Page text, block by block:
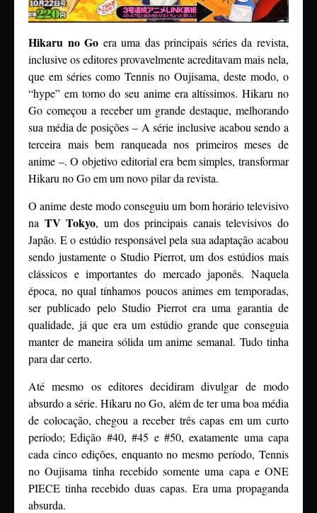
Hikaru no Go era uma das principais séries da revista,
inclusive os editores provavelmente acreditavam mais nela,
que em séries como Tennis no Oujisama, deste modo, o
“hype” em torno do seu anime era altíssimos. Hikaru no
Go começou a receber um grande destaque, melhorando
sua média de posições – A série inclusive acabou sendo a
terceira mais bem ranqueada nos primeiros meses de
anime –. O objetivo editorial era bem simples, transformar
Hikaru no Go em um novo pilar da revista.
O anime deste modo conseguiu um bom horário televisivo
na TV Tokyo, um dos principais canais televisivos do
Japão. E o estúdio responsável pela sua adaptação acabou
sendo justamente o Studio Pierrot, um dos estúdios mais
clássicos e importantes do mercado japonês. Naquela
época, no qual tínhamos poucos animes em temporadas,
ser publicado pelo Studio Pierrot era uma garantia de
qualidade, já que era um estúdio grande que conseguia
manter de maneira sólida um anime semanal. Tudo tinha
para dar certo.
Até mesmo os editores decidiram divulgar de modo
absurdo a série. Hikaru no Go, além de ter uma boa média
de colocação, chegou a receber três capas em um curto
período; Edição #40, #45 e #50, exatamente uma capa
cada cinco edições, enquanto no mesmo período, Tennis
no Oujisama tinha recebido somente uma capa e ONE
PIECE tinha recebido duas capas. Era uma propaganda
absurda.